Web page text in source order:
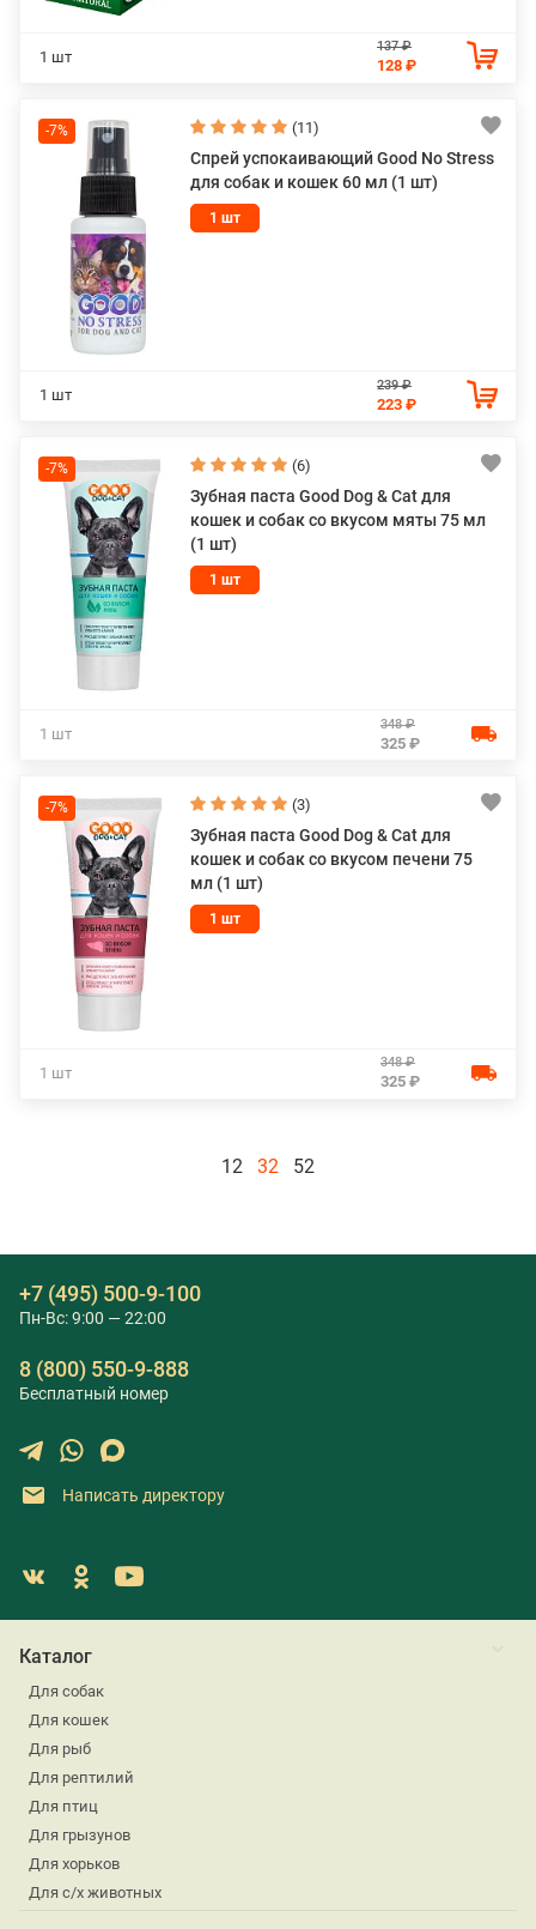
1 шт
137 ₽
128 ₽
-7% (11)
Спрей успокаивающий Good No Stress
для собак и кошек 60 мл (1 шт)
1 шт
1 шт
239 ₽
223 ₽
-7% (6)
Зубная паста Good Dog & Cat для
кошек и собак со вкусом мяты 75 мл
(1 шт)
1 шт
1 шт
348 ₽
325 ₽
-7% (3)
Зубная паста Good Dog & Cat для
кошек и собак со вкусом печени 75
мл (1 шт)
1 шт
1 шт
348 ₽
325 ₽
12 32 52
+7 (495) 500-9-100
Пн-Вс: 9:00 — 22:00
8 (800) 550-9-888
Бесплатный номер
Написать директору
Каталог
Для собак
Для кошек
Для рыб
Для рептилий
Для птиц
Для грызунов
Для хорьков
Для с/х животных